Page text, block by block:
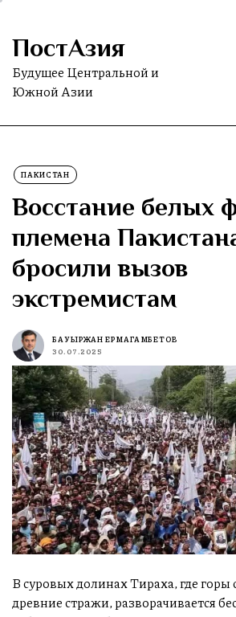
Skip
the
content
ПостАзия
Будущее Центральной и
Южной Азии
ПАКИСТАН
Восстание белых
племена
бросили вызов
экстремистам
БАУЫРЖАН ЕРМАГАМБЕТОВ
30.07.2025
В суровых долинах Тираха, где горы
древние стражи, разворачивается